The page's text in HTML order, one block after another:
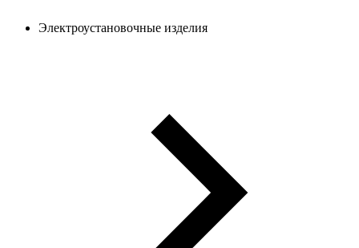
Электроустановочные изделия